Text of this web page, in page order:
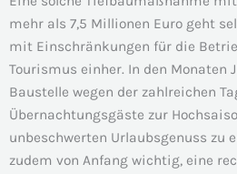
mehr als 7,5 Millionen Euro geht
mit Einschränkungen für die
Tourismus einher. In den Monaten
Baustelle wegen der zahlreichen
Übernachtungsgäste zur
unbeschwerten Urlaubsgenuss zu
zudem von Anfang wichtig, eine